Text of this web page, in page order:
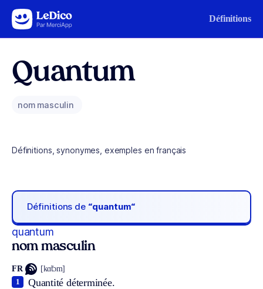
Aller au contenu Définitions
Quantum
nom masculin
Définitions, synonymes, exemples en français
Définitions de “quantum“
quantum
nom masculin
FR [kɑ̃tɔm]
Quantité déterminée.
1